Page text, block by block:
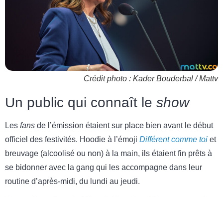
Crédit photo : Kader Bouderbal / Mattv
Un public qui connaît le show
Les fans de l’émission étaient sur place bien avant le début
officiel des festivités. Hoodie à l’émoji Différent comme toi et
breuvage (alcoolisé ou non) à la main, ils étaient fin prêts à
se bidonner avec la gang qui les accompagne dans leur
routine d’après-midi, du lundi au jeudi.